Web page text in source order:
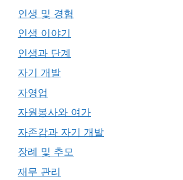
인생 및 경험
인생 이야기
인생과 단계
자기 개발
자영업
자원봉사와 여가
자존감과 자기 개발
장례 및 추모
재무 관리